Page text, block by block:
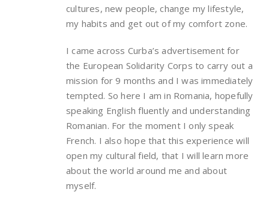
cultures, new people, change my lifestyle,
my habits and get out of my comfort zone.
I came across Curba’s advertisement for
the European Solidarity Corps to carry out a
mission for 9 months and I was immediately
tempted. So here I am in Romania, hopefully
speaking English fluently and understanding
Romanian. For the moment I only speak
French. I also hope that this experience will
open my cultural field, that I will learn more
about the world around me and about
myself.